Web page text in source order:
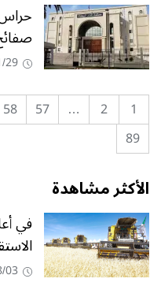
29
1
2
…
57
58
89
الأكثر مشاهدة
في
03